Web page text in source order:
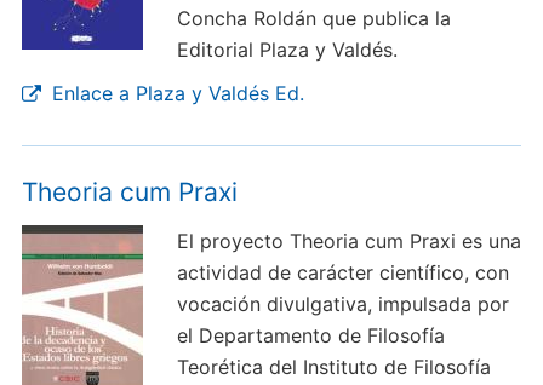
Concha Roldán que publica la
Editorial Plaza y Valdés.
Enlace a Plaza y Valdés Ed.
Theoria cum Praxi
El proyecto Theoria cum Praxi es una
actividad de carácter científico, con
vocación divulgativa, impulsada por
el Departamento de Filosofía
Teorética del Instituto de Filosofía